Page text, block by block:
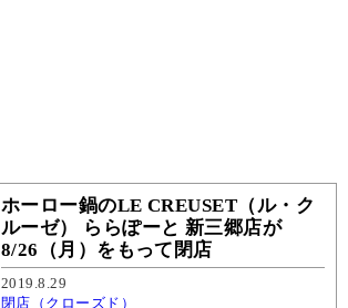
ホーロー鍋のLE CREUSET（ル・ク
ルーゼ） ららぽーと 新三郷店が
8/26（月）をもって閉店
2019.8.29
閉店（クローズド）